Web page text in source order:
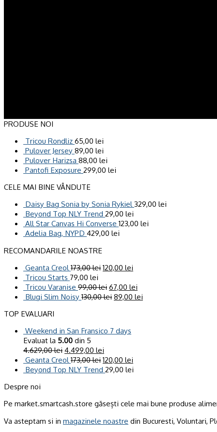
PRODUSE NOI
Tricou Rondliz 65,00 lei
Pulover Jersey 89,00 lei
Pulover Harizsa 88,00 lei
Pantofi Exposure 299,00 lei
CELE MAI BINE VÂNDUTE
Daisy Bag Sonia by Sonia Rykiel 329,00 lei
Beyond Top NLY Trend 29,00 lei
All Star Canvas Hi Converse 123,00 lei
Adelia Bag, NYPD 429,00 lei
RECOMANDARILE NOASTRE
Geanta Creol 173,00lei 120,00 lei
Tricou Starts 79,00 lei
Tricou Varanise 99,00lei 67,00 lei
Blugi Slim Noisy 130,00lei 89,00 lei
TOP EVALUARI
Weekend in San Fransico 7 days
Evaluat la 5.00 din 5
4.629,00lei 4.499,00 lei
Geanta Creol 173,00lei 120,00 lei
Beyond Top NLY Trend 29,00 lei
Despre noi
Pe market.smartcash.store găsești cele mai bune produse
Va asteptam si in magazinele noastre din Bucuresti, Voluntari,